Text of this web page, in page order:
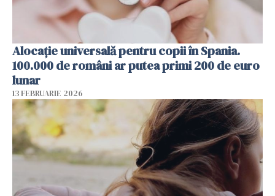
Alocație universală pentru copii în Spania.
100.000 de români ar putea primi 200 de euro
lunar
13 FEBRUARIE 2026